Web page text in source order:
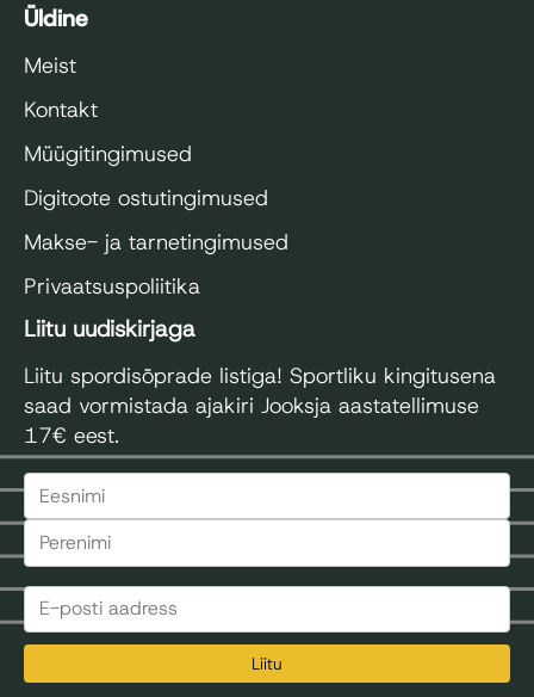
Üldine
Meist
Kontakt
Müügitingimused
Digitoote ostutingimused
Makse- ja tarnetingimused
Privaatsuspoliitika
Liitu uudiskirjaga
Liitu spordisõprade listiga! Sportliku kingitusena
saad vormistada ajakiri Jooksja aastatellimuse
17€ eest.
Liitu